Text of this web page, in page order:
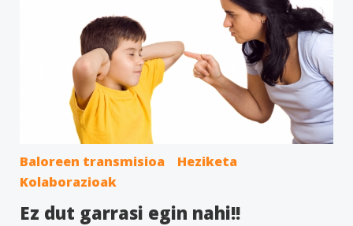
Baloreen transmisioa
Heziketa
Kolaborazioak
Ez dut garrasi egin nahi!!